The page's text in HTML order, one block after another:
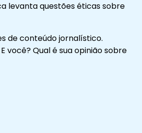
levanta questões éticas sobre
de conteúdo jornalístico.
você? Qual é sua opinião sobre